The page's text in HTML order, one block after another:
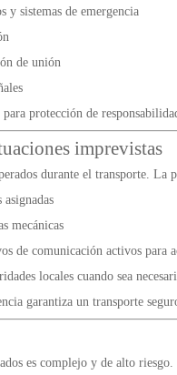
y sistemas de emergencia
de unión
para protección de
imprevistas
durante el transporte.
mecánicas
de comunicación activos para
locales cuando sea
garantiza un transporte
es complejo y de alto